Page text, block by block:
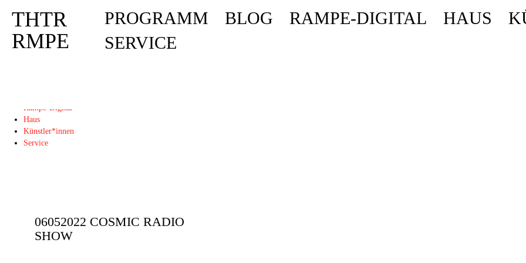
Deprecated : Die Funktion post_permalink ist seit Version 4.4.0 veraltet! Verwende stattdessen get_permalink(). in /homepages/10/d43051023/htdocs/
THTR
RMPE
Rampe-Digital
Haus
Künstler*innen
Service
THTR
RMPE
PROGRAMM BLOG RAMPE-DIGITAL HAUS
SERVICE
06052022 COSMIC RADIO
SHOW